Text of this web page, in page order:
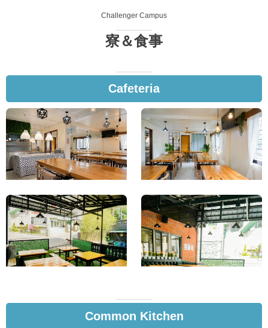
Challenger Campus
寮＆食事
Cafeteria
Common Kitchen